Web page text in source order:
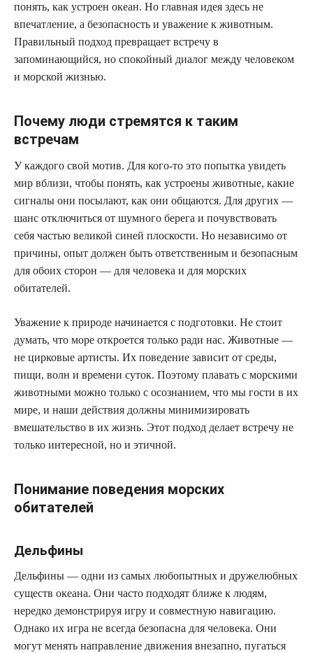
понять, как устроен океан. Но главная идея здесь не
впечатление, а безопасность и уважение к животным.
Правильный подход превращает встречу в
запоминающийся, но спокойный диалог между человеком
и морской жизнью.
Почему люди стремятся к таким
встречам
У каждого свой мотив. Для кого-то это попытка увидеть
мир вблизи, чтобы понять, как устроены животные, какие
сигналы они посылают, как они общаются. Для других —
шанс отключиться от шумного берега и почувствовать
себя частью великой синей плоскости. Но независимо от
причины, опыт должен быть ответственным и безопасным
для обоих сторон — для человека и для морских
обитателей.
Уважение к природе начинается с подготовки. Не стоит
думать, что море откроется только ради нас. Животные —
не цирковые артисты. Их поведение зависит от среды,
пищи, волн и времени суток. Поэтому плавать с морскими
животными можно только с осознанием, что мы гости в их
мире, и наши действия должны минимизировать
вмешательство в их жизнь. Этот подход делает встречу не
только интересной, но и этичной.
Понимание поведения морских
обитателей
Дельфины
Дельфины — одни из самых любопытных и дружелюбных
существ океана. Они часто подходят ближе к людям,
нередко демонстрируя игру и совместную навигацию.
Однако их игра не всегда безопасна для человека. Они
могут менять направление движения внезапно, пугаться